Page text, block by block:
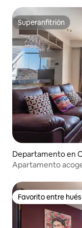
Superanfitrión
Superanfitrión
Departamento en
Apartamento
Favorito entre
Favorito entre